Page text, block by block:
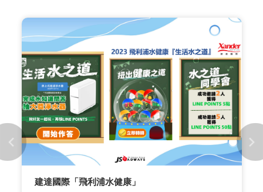
建達國際「飛利浦水健康」